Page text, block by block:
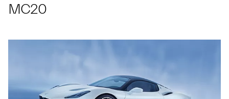
MC20